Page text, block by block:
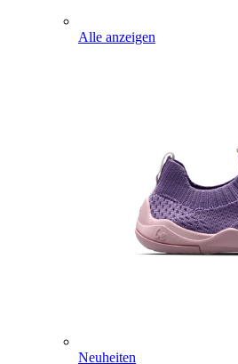
Alle anzeigen
Neuheiten